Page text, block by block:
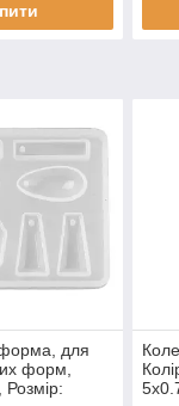
для
форм,
Розмір: